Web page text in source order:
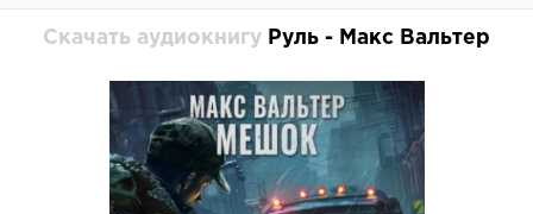
Скачать аудиокнигу Руль - Макс Вальтер